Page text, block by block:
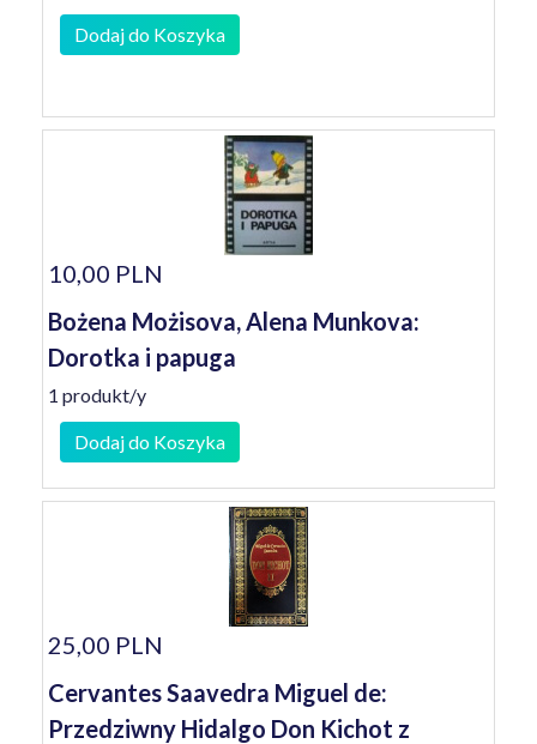
Dodaj do Koszyka
10,00 PLN
Bożena Możisova, Alena Munkova:
Dorotka i papuga
1 produkt/y
Dodaj do Koszyka
25,00 PLN
Cervantes Saavedra Miguel de:
Przedziwny Hidalgo Don Kichot z